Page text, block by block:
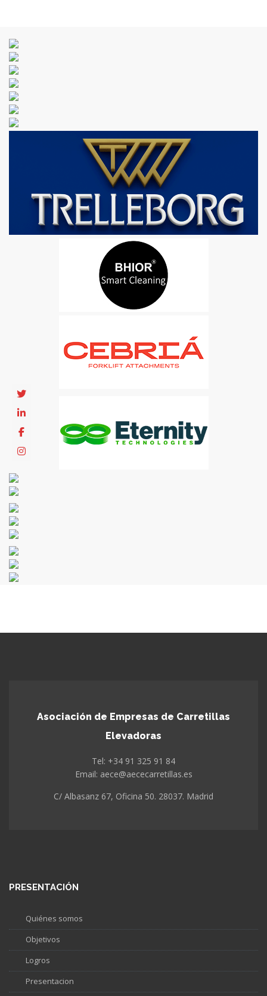
Asociación de Empresas de Carretillas
Elevadoras
Tel: +34 91 325 91 84
Email: aece@aececarretillas.es
C/ Albasanz 67, Oficina 50. 28037. Madrid
PRESENTACIÓN
Quiénes somos
Objetivos
Logros
Presentacion